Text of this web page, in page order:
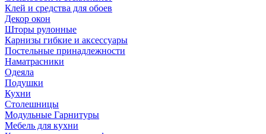
Клей и средства для обоев
Декор окон
Шторы рулонные
Карнизы гибкие и аксессуары
Постельные принадлежности
Наматрасники
Одеяла
Подушки
Кухни
Столешницы
Модульные Гарнитуры
Мебель для кухни